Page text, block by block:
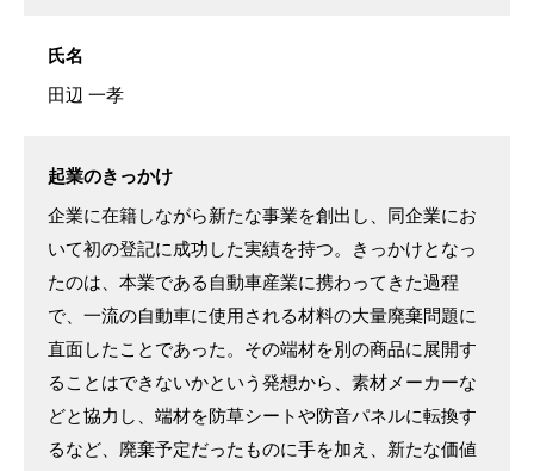
氏名
田辺 一孝
起業のきっかけ
企業に在籍しながら新たな事業を創出し、同企業にお
いて初の登記に成功した実績を持つ。きっかけとなっ
たのは、本業である自動車産業に携わってきた過程
で、一流の自動車に使用される材料の大量廃棄問題に
直面したことであった。その端材を別の商品に展開す
ることはできないかという発想から、素材メーカーな
どと協力し、端材を防草シートや防音パネルに転換す
るなど、廃棄予定だったものに手を加え、新たな価値